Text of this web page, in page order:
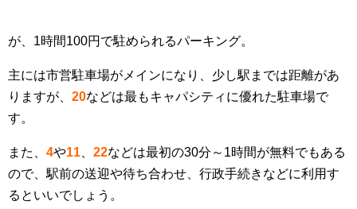
が、1時間100円で駐められるパーキング。
主には市営駐車場がメインになり、少し駅までは距離があ
りますが、 20などは最もキャパシティに優れた駐車場で
す。
また、 4や11 22などは最初の30分～1時間が無料でもある
ので、駅前の送迎や待ち合わせ、行政手続きなどに利用す
るといいでしょう。